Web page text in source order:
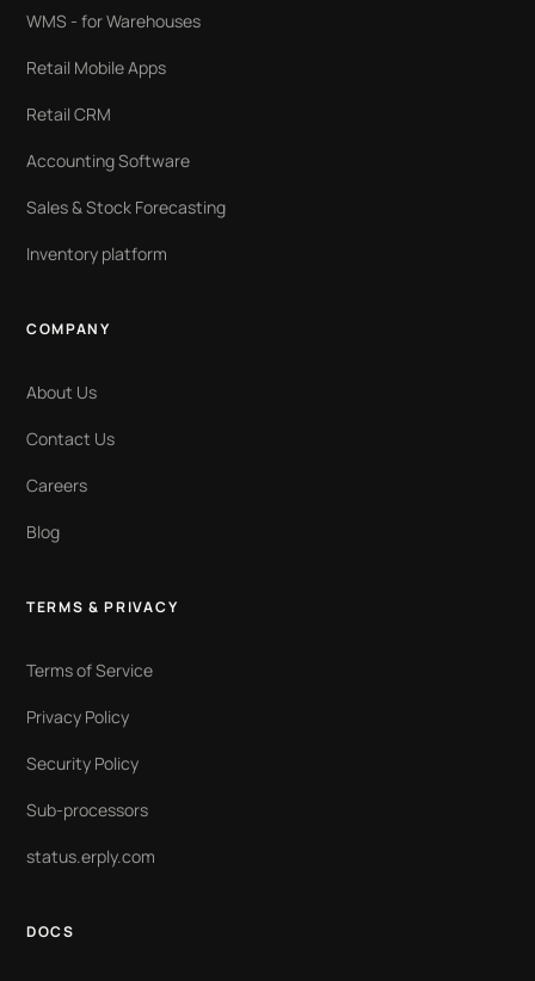
WMS - for Warehouses
Retail Mobile Apps
Retail CRM
Accounting Software
Sales & Stock Forecasting
Inventory platform
COMPANY
About Us
Contact Us
Careers
Blog
TERMS & PRIVACY
Terms of Service
Privacy Policy
Security Policy
Sub-processors
status.erply.com
DOCS